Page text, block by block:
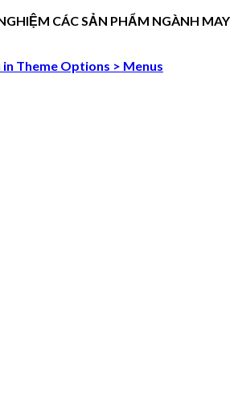
CÁC SẢN PHẨM NGÀNH MAY
in Theme Options > Menus